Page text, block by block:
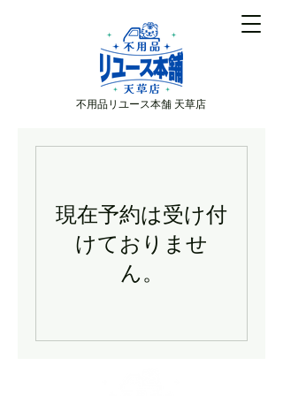
不用品リユース本舗 天草店
現在予約は受け付
けておりませ
ん。